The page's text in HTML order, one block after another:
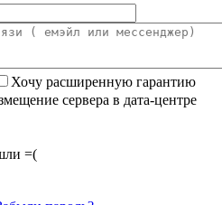
Хочу расширенную гарантию
сервера в дата-центре
=(